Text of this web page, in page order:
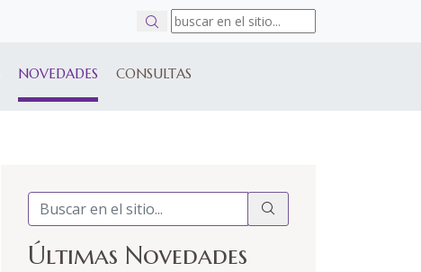
NOVEDADES CONSULTAS
Últimas Novedades